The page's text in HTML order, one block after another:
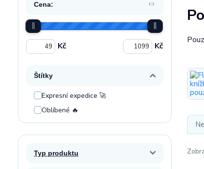
Cena:
Kč Kč
Štítky
Expresní expedice 🚀
Oblíbené 🔥
Typ produktu